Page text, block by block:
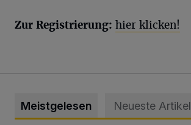
Zur Registrierung: hier klicken!
Meistgelesen Neueste Artikel